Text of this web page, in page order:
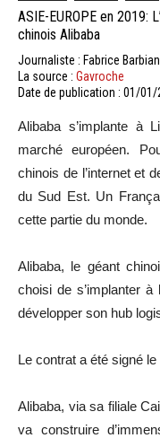
ASIE-EUROPE en 2019:
chinois Alibaba
Journaliste : Fabrice Barbian
La source : Gavroche
Date de publication : 01/01/
Alibaba s’implante à
marché européen.
chinois de l’internet et
du Sud Est. Un
cette partie du monde.
Alibaba, le géant
choisi de s’implanter à
développer son hub
Le contrat a été signé
Alibaba, via sa filiale
va construire